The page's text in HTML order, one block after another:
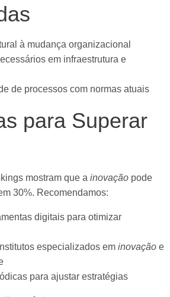
à mudança organizacional
em infraestrutura e
de processos com normas atuais
para Superar
mostram que a inovação pode
30%. Recomendamos:
digitais para otimizar
especializados em inovação e
para ajustar estratégias